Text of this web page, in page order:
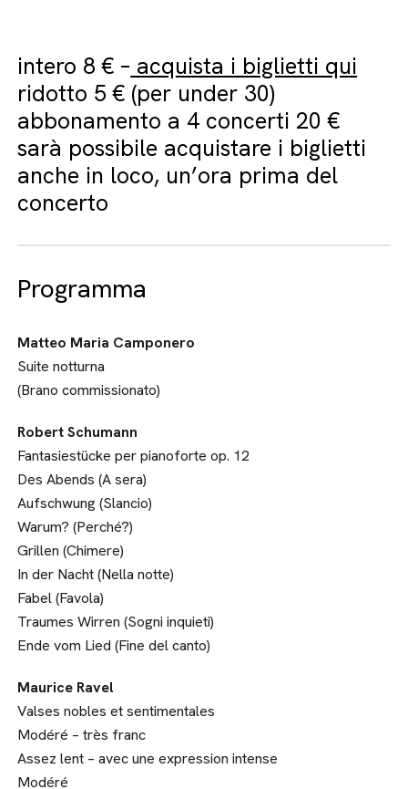
intero 8 € – acquista i biglietti qui
ridotto 5 € (per under 30)
abbonamento a 4 concerti 20 €
sarà possibile acquistare i biglietti
anche in loco, un’ora prima del
concerto
Programma
Matteo Maria Camponero
Suite notturna
(Brano commissionato)
Robert Schumann
Fantasiestücke per pianoforte op. 12
Des Abends (A sera)
Aufschwung (Slancio)
Warum? (Perché?)
Grillen (Chimere)
In der Nacht (Nella notte)
Fabel (Favola)
Traumes Wirren (Sogni inquieti)
Ende vom Lied (Fine del canto)
Maurice Ravel
Valses nobles et sentimentales
Modéré – très franc
Assez lent – avec une expression intense
Modéré